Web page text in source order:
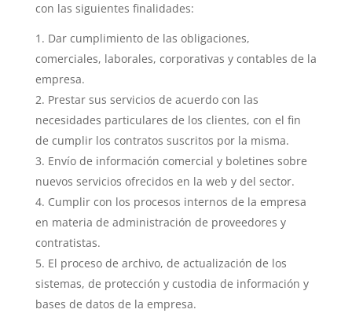
con las siguientes finalidades:
Dar cumplimiento de las obligaciones,
comerciales, laborales, corporativas y contables de la
empresa.
Prestar sus servicios de acuerdo con las
necesidades particulares de los clientes, con el fin
de cumplir los contratos suscritos por la misma.
Envío de información comercial y boletines sobre
nuevos servicios ofrecidos en la web y del sector.
Cumplir con los procesos internos de la empresa
en materia de administración de proveedores y
contratistas.
El proceso de archivo, de actualización de los
sistemas, de protección y custodia de información y
bases de datos de la empresa.